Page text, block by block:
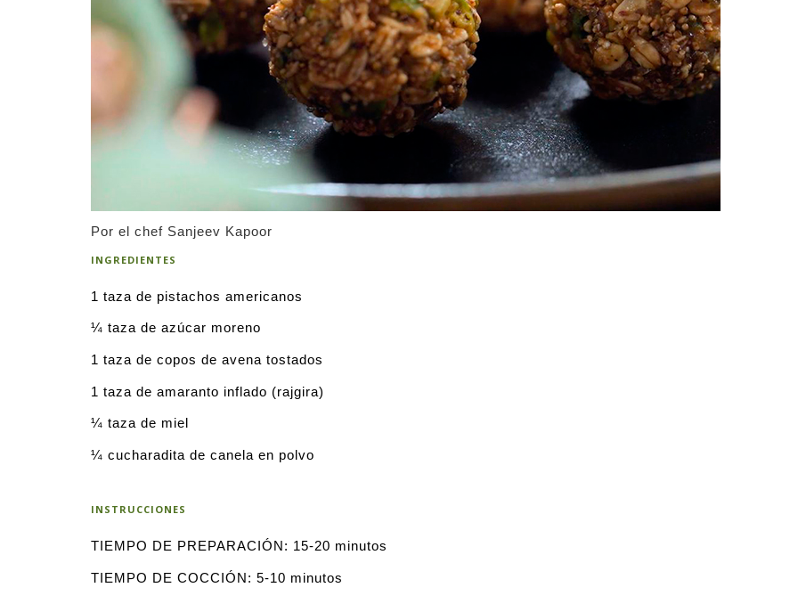
Por el chef Sanjeev Kapoor
INGREDIENTES
1 taza de pistachos americanos
¼ taza de azúcar moreno
1 taza de copos de avena tostados
1 taza de amaranto inflado (rajgira)
¼ taza de miel
¼ cucharadita de canela en polvo
INSTRUCCIONES
TIEMPO DE PREPARACIÓN: 15-20 minutos
TIEMPO DE COCCIÓN: 5-10 minutos